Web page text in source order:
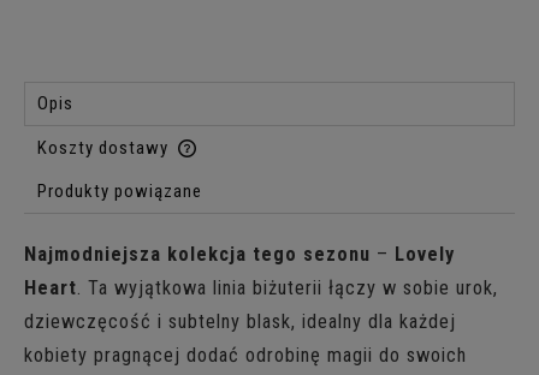
Opis
Koszty dostawy
Cena nie zawiera ewentualnych kosztów płatności
Produkty powiązane
Najmodniejsza kolekcja tego sezonu – Lovely
Heart . Ta wyjątkowa linia biżuterii łączy w sobie urok,
dziewczęcość i subtelny blask, idealny dla każdej
kobiety pragnącej dodać odrobinę magii do swoich